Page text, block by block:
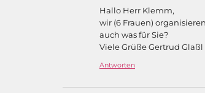
Hallo Herr Klemm,
wir (6 Frauen)
auch was für Sie?
Viele Grüße Gertrud Glaßl
Antworten